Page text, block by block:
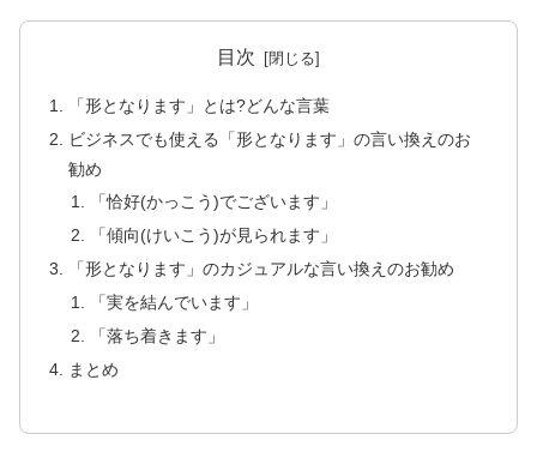
目次
「形となります」とは?どんな言葉
ビジネスでも使える「形となります」の言い換えのお
勧め
「恰好(かっこう)でございます」
「傾向(けいこう)が見られます」
「形となります」のカジュアルな言い換えのお勧め
「実を結んでいます」
「落ち着きます」
まとめ